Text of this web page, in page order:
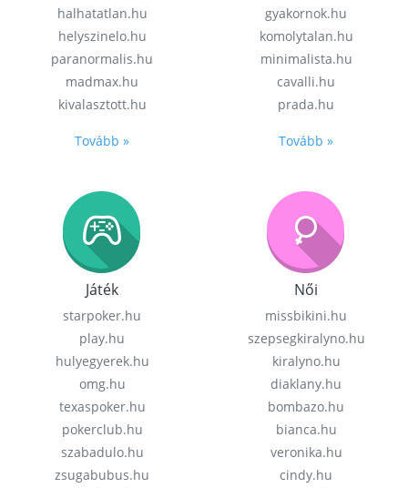
halhatatlan.hu
helyszinelo.hu
paranormalis.hu
madmax.hu
kivalasztott.hu
Tovább »
gyakornok.hu
komolytalan.hu
minimalista.hu
cavalli.hu
prada.hu
Tovább »
Játék
starpoker.hu
play.hu
hulyegyerek.hu
omg.hu
texaspoker.hu
pokerclub.hu
szabadulo.hu
zsugabubus.hu
Női
missbikini.hu
szepsegkiralyno.hu
kiralyno.hu
diaklany.hu
bombazo.hu
bianca.hu
veronika.hu
cindy.hu